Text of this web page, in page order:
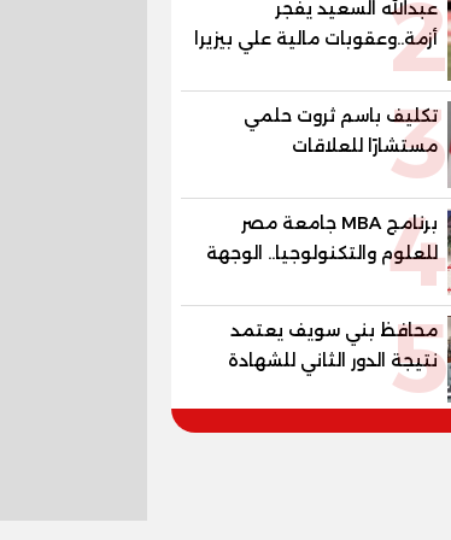
2
عبدالله السعيد يفجر
أزمة..وعقوبات مالية علي بيزيرا
وبانزا
3
تكليف باسم ثروت حلمي
مستشارًا للعلاقات
الدبلوماسية وعضوًا بالهيئة
الاستشارية العليا لمنظمة
«جاد جمينت يوإن»
4
برنامج MBA جامعة مصر
للعلوم والتكنولوجيا.. الوجهة
المفضلة للتنفيذيين وقيادات
المؤسسات لصناعة قادة
المستقبل
5
محافظ بني سويف يعتمد
نتيجة الدور الثاني للشهادة
الإعدادية العامة بنسبة